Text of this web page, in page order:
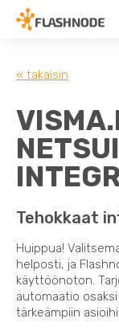
« takaisin
Tehokkaat
Huippua!
helposti, ja
käyttöönoton.
automaatio
tärkeämpiin